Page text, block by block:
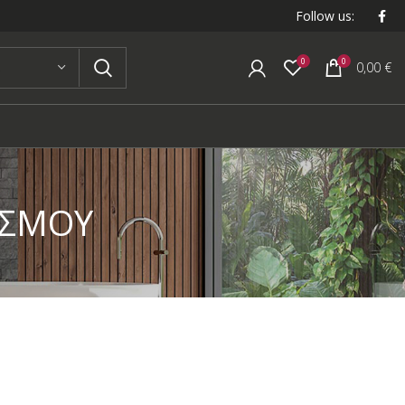
Follow us:
0 0 0,00 €